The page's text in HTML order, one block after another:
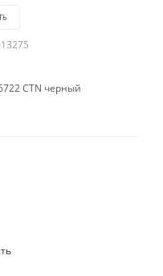
CTN черный